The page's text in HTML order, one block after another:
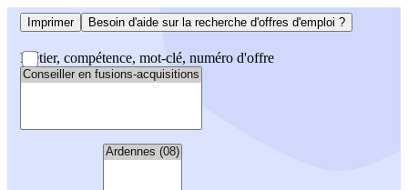
Imprimer Besoin d'aide sur la recherche d'offres d'emploi ?
Métier, compétence, mot-clé, numéro d'offre